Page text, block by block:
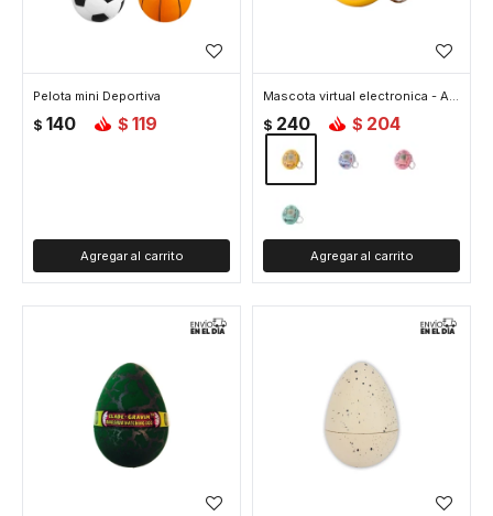
Pelota mini Deportiva
$ 140 $ 119
Mascota virtual electronica - Amarillo
$ 240 $ 204